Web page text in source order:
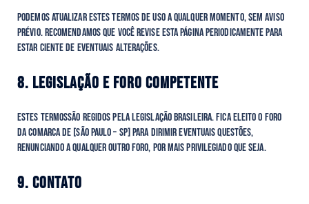
Podemos atualizar estes Termos de Uso a qualquer momento, sem aviso
prévio. Recomendamos que você revise esta página periodicamente para
estar ciente de eventuais alterações.
8. LEGISLAÇÃO E FORO COMPETENTE
Estes Termossão regidos pela legislação brasileira. Fica eleito o foro
da comarca de [São Paulo – SP] para dirimir eventuais questões,
renunciando a qualquer outro foro, por mais privilegiado que seja.
9. CONTATO